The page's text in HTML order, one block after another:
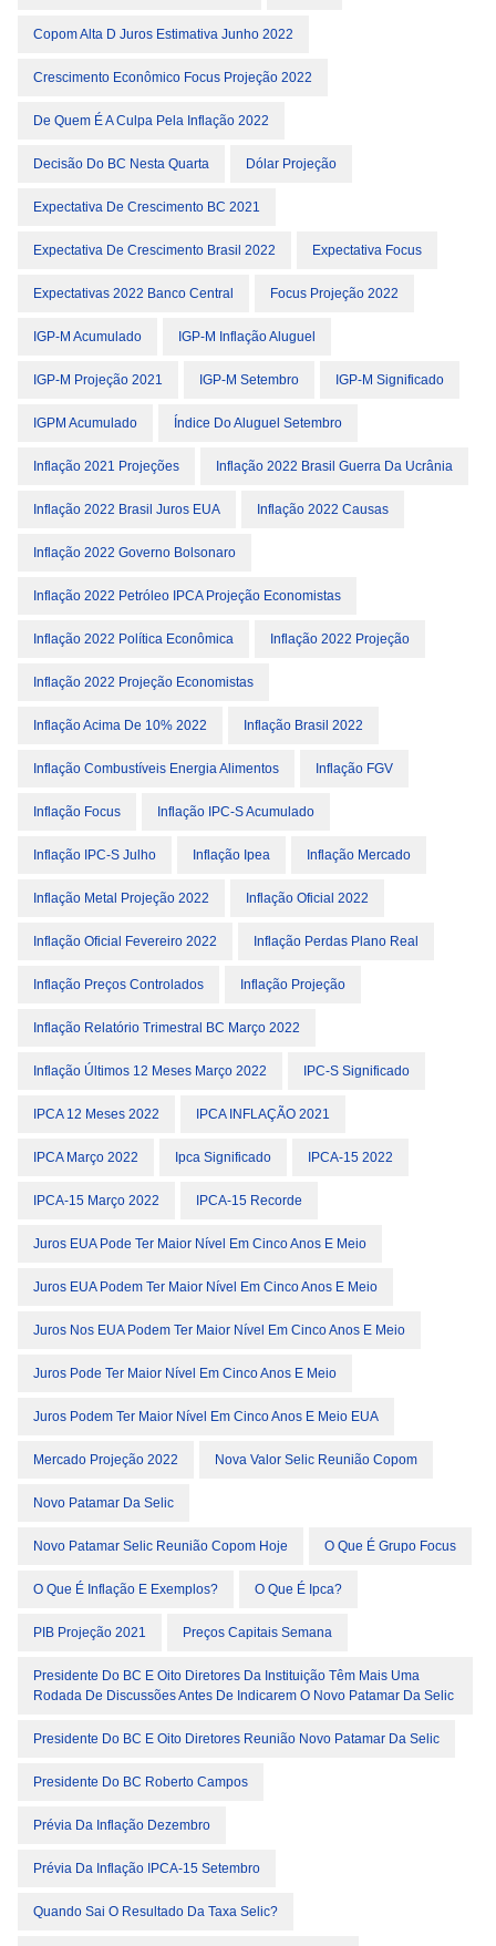
Copom Alta D Juros Estimativa Junho 2022
Crescimento Econômico Focus Projeção 2022
De Quem É A Culpa Pela Inflação 2022
Decisão Do BC Nesta Quarta Dólar Projeção
Expectativa De Crescimento BC 2021
Expectativa De Crescimento Brasil 2022 Expectativa Focus
Expectativas 2022 Banco Central Focus Projeção 2022
IGP-M Acumulado IGP-M Inflação Aluguel
IGP-M Projeção 2021 IGP-M Setembro IGP-M Significado
IGPM Acumulado Índice Do Aluguel Setembro
Inflação 2021 Projeções Inflação 2022 Brasil Guerra Da Ucrânia
Inflação 2022 Brasil Juros EUA Inflação 2022 Causas
Inflação 2022 Governo Bolsonaro
Inflação 2022 Petróleo IPCA Projeção Economistas
Inflação 2022 Política Econômica Inflação 2022 Projeção
Inflação 2022 Projeção Economistas
Inflação Acima De 10% 2022 Inflação Brasil 2022
Inflação Combustíveis Energia Alimentos Inflação FGV
Inflação Focus Inflação IPC-S Acumulado
Inflação IPC-S Julho Inflação Ipea Inflação Mercado
Inflação Metal Projeção 2022 Inflação Oficial 2022
Inflação Oficial Fevereiro 2022 Inflação Perdas Plano Real
Inflação Preços Controlados Inflação Projeção
Inflação Relatório Trimestral BC Março 2022
Inflação Últimos 12 Meses Março 2022 IPC-S Significado
IPCA 12 Meses 2022 IPCA INFLAÇÃO 2021
IPCA Março 2022 Ipca Significado IPCA-15 2022
IPCA-15 Março 2022 IPCA-15 Recorde
Juros EUA Pode Ter Maior Nível Em Cinco Anos E Meio
Juros EUA Podem Ter Maior Nível Em Cinco Anos E Meio
Juros Nos EUA Podem Ter Maior Nível Em Cinco Anos E Meio
Juros Pode Ter Maior Nível Em Cinco Anos E Meio
Juros Podem Ter Maior Nível Em Cinco Anos E Meio EUA
Mercado Projeção 2022 Nova Valor Selic Reunião Copom
Novo Patamar Da Selic
Novo Patamar Selic Reunião Copom Hoje O Que É Grupo Focus
O Que É Inflação E Exemplos? O Que É Ipca?
PIB Projeção 2021 Preços Capitais Semana
Presidente Do BC E Oito Diretores Da Instituição Têm Mais Uma
Rodada De Discussões Antes De Indicarem O Novo Patamar Da Selic
Presidente Do BC E Oito Diretores Reunião Novo Patamar Da Selic
Presidente Do BC Roberto Campos
Prévia Da Inflação Dezembro
Prévia Da Inflação IPCA-15 Setembro
Quando Sai O Resultado Da Taxa Selic?